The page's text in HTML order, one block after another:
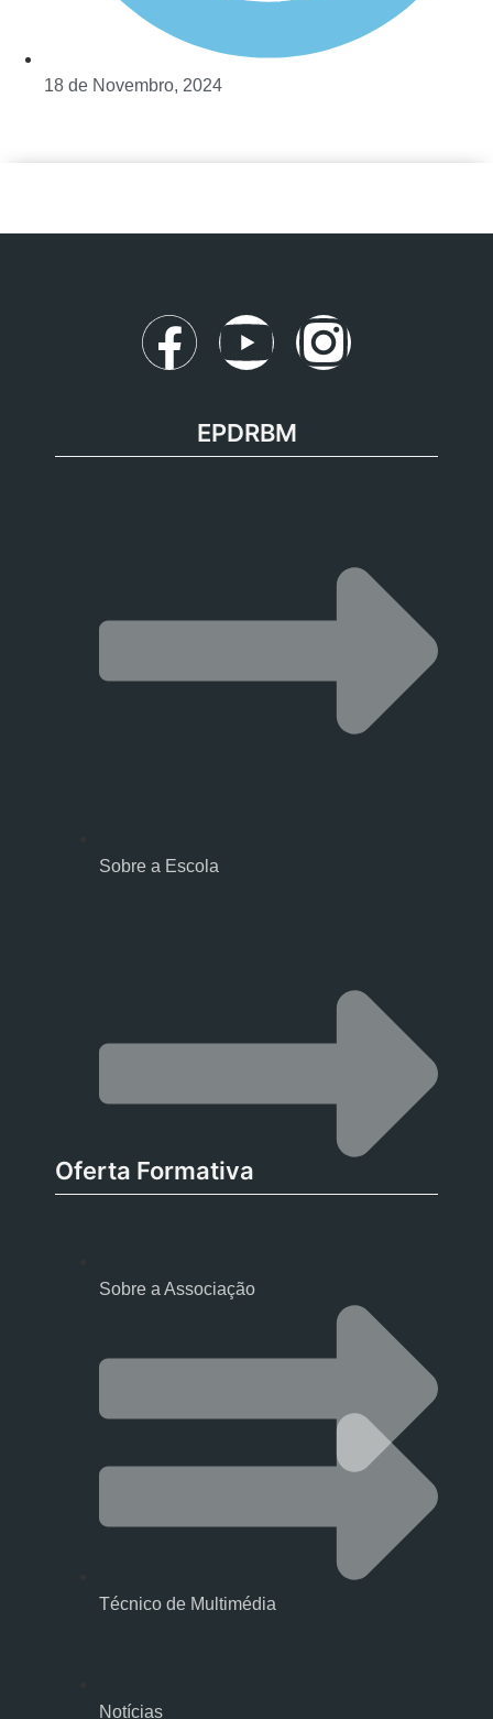
18 de Novembro, 2024
EPDRBM
Sobre a Escola
Sobre a Associação
Notícias
Oferta Formativa
Técnico de Multimédia